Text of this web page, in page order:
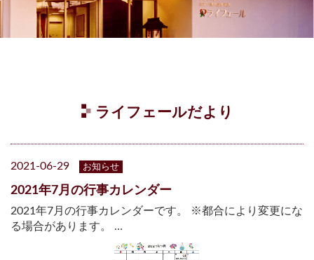
ライフェールだより
2021-06-29 お知らせ
2021年7月の行事カレンダー
2021年7月の行事カレンダーです。 ※都合により変更にな
る場合があります。 …